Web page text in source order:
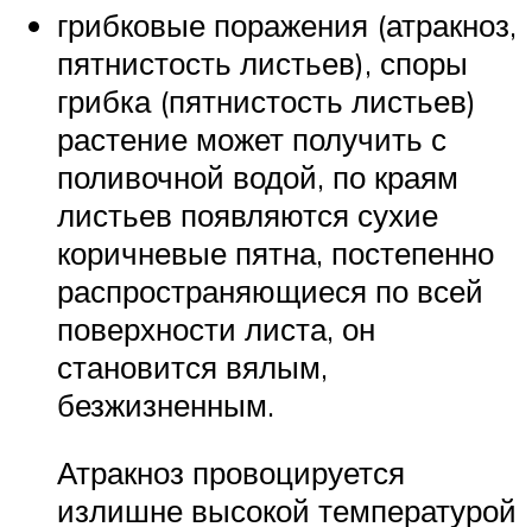
грибковые поражения (атракноз,
пятнистость листьев), споры
грибка (пятнистость листьев)
растение может получить с
поливочной водой, по краям
листьев появляются сухие
коричневые пятна, постепенно
распространяющиеся по всей
поверхности листа, он
становится вялым,
безжизненным.
Атракноз провоцируется
излишне высокой температурой